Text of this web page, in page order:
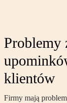
Problemy
klientów
Firmy mają